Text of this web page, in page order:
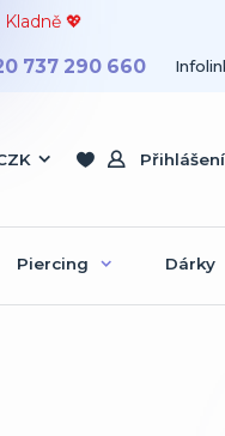
💖
Přihlášení
737 290 660
Piercing Dárky